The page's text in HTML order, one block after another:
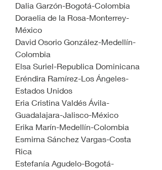
Dalia Garzón-Bogotá-Colombia
Doraelia de la Rosa-Monterrey-
México
David Osorio González-Medellín-
Colombia
Elsa Suriel-Republica Dominicana
Eréndira Ramírez-Los Ángeles-
Estados Unidos
Eria Cristina Valdés Ávila-
Guadalajara-Jalisco-México
Erika Marín-Medellín-Colombia
Esmirna Sánchez Vargas-Costa
Rica
Estefanía Agudelo-Bogotá-